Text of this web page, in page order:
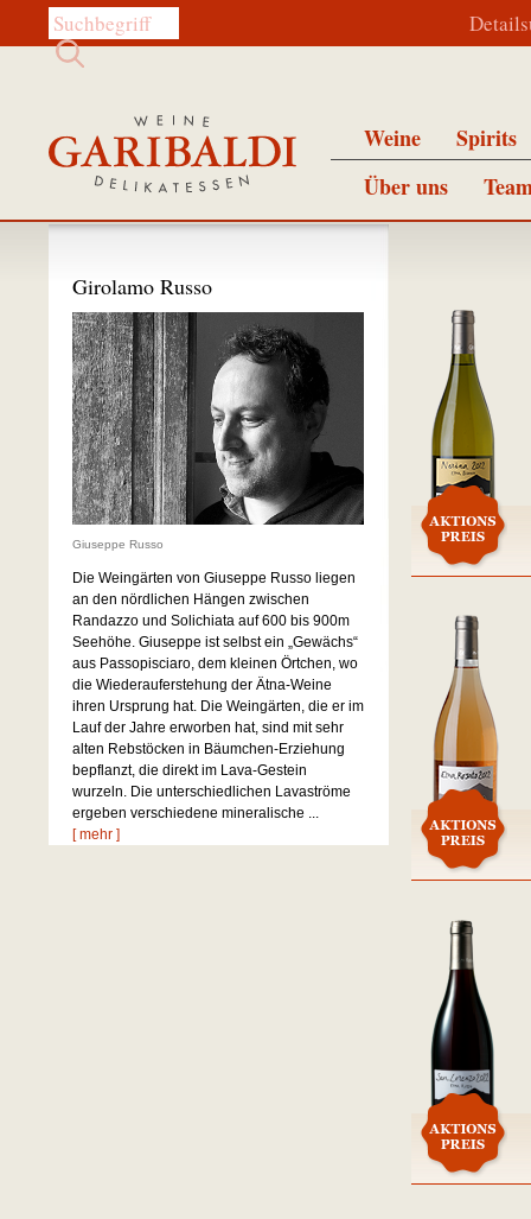
Diese Website durchsuchen:
Weine
Spirits
Über uns
Girolamo Russo
Giuseppe Russo
Die Weingärten von Giuseppe Russo liegen
an den nördlichen Hängen zwischen
Randazzo und Solichiata auf 600 bis 900m
Seehöhe. Giuseppe ist selbst ein „Gewächs“
aus Passopisciaro, dem kleinen Örtchen, wo
die Wiederauferstehung der Ätna-Weine
ihren Ursprung hat. Die Weingärten, die er im
Lauf der Jahre erworben hat, sind mit sehr
alten Rebstöcken in Bäumchen-Erziehung
bepflanzt, die direkt im Lava-Gestein
wurzeln. Die unterschiedlichen Lavaströme
ergeben verschiedene mineralische ...
[ mehr ]